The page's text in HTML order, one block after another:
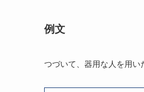
例文
つづいて、器用な人を用い